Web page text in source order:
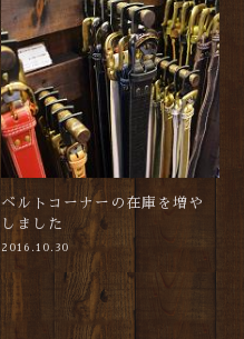
ベルトコーナーの在庫を増や
しました
2016.10.30